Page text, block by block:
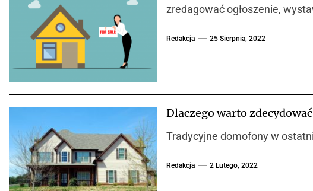
zredagować ogłoszenie,
Redakcja 25 Sierpnia, 2022
Dlaczego warto
Tradycyjne domofony w
Redakcja 2 Lutego, 2022